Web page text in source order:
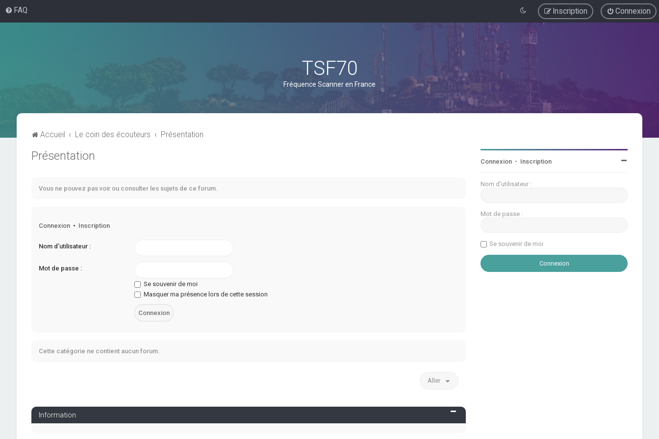
FAQ Connexion
Inscription
TSF70
Fréquence Scanner en France
Accueil Le coin des écouteurs Présentation
Présentation
Vous ne pouvez pas voir ou consulter les sujets de ce forum.
Connexion• Inscription
Nom d’utilisateur :
Mot de passe :
Se souvenir de moi
Masquer ma présence lors de cette session
Cette catégorie ne contient aucun forum.
Aller
Information
Connexion • Inscription
Nom d’utilisateur :
Mot de passe :
Se souvenir de moi